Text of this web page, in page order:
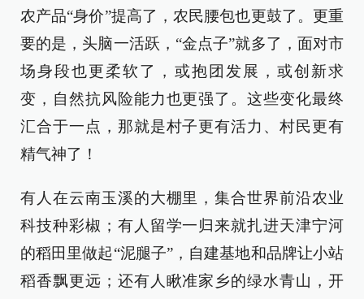
农产品“身价”提高了，农民腰包也更鼓了。更重
要的是，头脑一活跃，“金点子”就多了，面对市
场身段也更柔软了，或抱团发展，或创新求
变，自然抗风险能力也更强了。这些变化最终
汇合于一点，那就是村子更有活力、村民更有
精气神了！
有人在云南玉溪的大棚里，集合世界前沿农业
科技种彩椒；有人留学一归来就扎进天津宁河
的稻田里做起“泥腿子”，自建基地和品牌让小站
稻香飘更远；还有人瞅准家乡的绿水青山，开